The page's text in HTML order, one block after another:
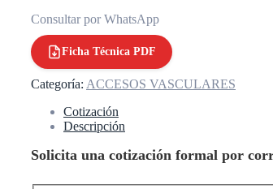
Consultar por WhatsApp
Ficha Técnica PDF
Categoría: ACCESOS VASCULARES
Cotización
Descripción
Solicita una cotización formal por